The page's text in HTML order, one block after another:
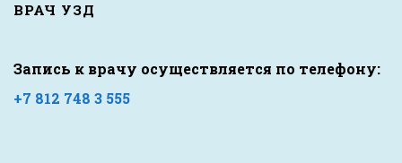
ВРАЧ УЗД
Запись к врачу осуществляется по телефону:
+7 812 748 3 555